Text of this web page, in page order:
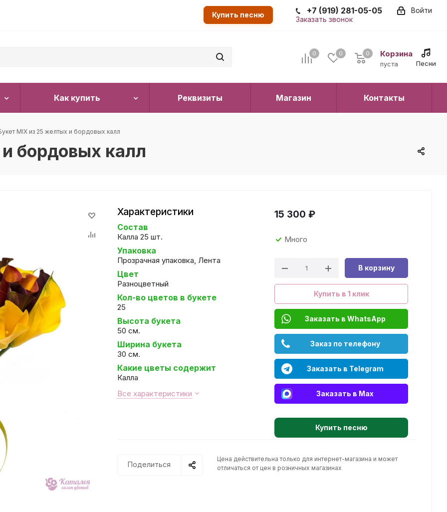
Войти
+7 (919) 281-05-05
Заказать звонок
Купить песню
0 0 Корзина
0
пуста
0
Песни
Как купить Реквизиты Магазин Контакты
MIX из 25 желтых и бордовых калл
бордовых калл
Характеристики
Состав
Калла 25 шт.
Упаковка
Прозрачная упаковка, Лента
Цвет
Разноцветный
Кол-во цветов в букете
25
Высота букета
50 см.
Ширина букета
30 см.
Какие цветы содержит
Калла
Все характеристики
15 300 ₽
Много
В корзину
Купить в 1 клик
Заказать в WhatsApp
Заказ по телефону
Заказать в Telegram
Заказать в Max
Купить песню
Поделиться
Цена действительна только для интернет-магазина и может
отличаться от цен в розничных магазинах